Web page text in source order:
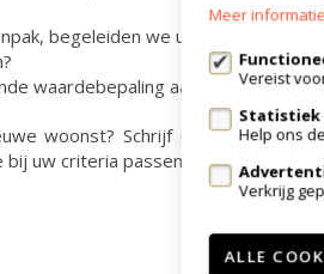
begeleiden we u naar een vlotte
waardebepaling aan.
woonst? Schrijf u zeker in op
uw criteria passen.
Meer informatie
Vereist
Statistiek
Help ons
Verkrijg
ALLE